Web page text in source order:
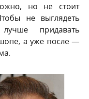
но не стоит
не выглядеть
придавать
а уже после —